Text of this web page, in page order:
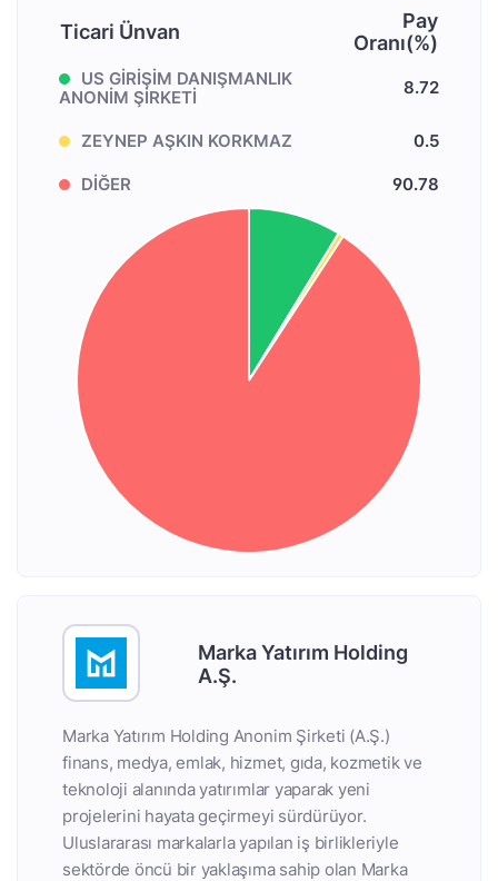
Ticari Ünvan
Pay
Oranı(%)
US GİRİŞİM DANIŞMANLIK
ANONİM ŞİRKETİ
8.72
ZEYNEP AŞKIN KORKMAZ 0.5
DİĞER 90.78
Marka Yatırım Holding
A.Ş.
Marka Yatırım Holding Anonim Şirketi (A.Ş.)
finans, medya, emlak, hizmet, gıda, kozmetik ve
teknoloji alanında yatırımlar yaparak yeni
projelerini hayata geçirmeyi sürdürüyor.
Uluslararası markalarla yapılan iş birlikleriyle
sektörde öncü bir yaklaşıma sahip olan Marka